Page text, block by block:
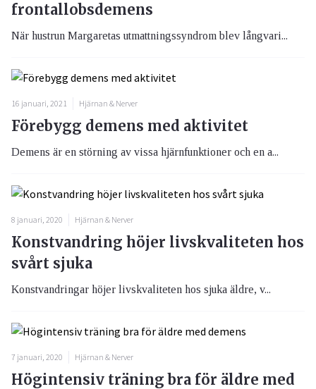
frontallobsdemens
När hustrun Margaretas utmattningssyndrom blev långvari...
16 januari, 2021 Hjärnan & Nerver
Förebygg demens med aktivitet
Demens är en störning av vissa hjärnfunktioner och en a...
8 januari, 2020 Hjärnan & Nerver
Konstvandring höjer livskvaliteten hos
svårt sjuka
Konstvandringar höjer livskvaliteten hos sjuka äldre, v...
7 januari, 2020 Hjärnan & Nerver
Högintensiv träning bra för äldre med